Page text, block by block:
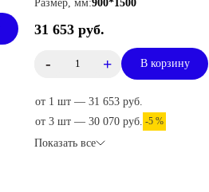
Размер, мм:900*1500
31 653 руб.
- + В корзину
от 1 шт — 31 653 руб.
от 3 шт — 30 070 руб. -5 %
Показать все